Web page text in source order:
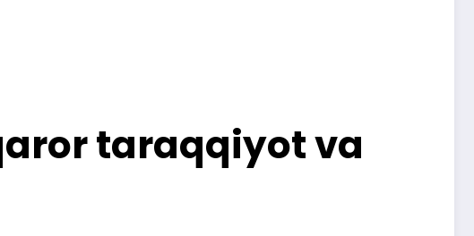
taraqqiyot va